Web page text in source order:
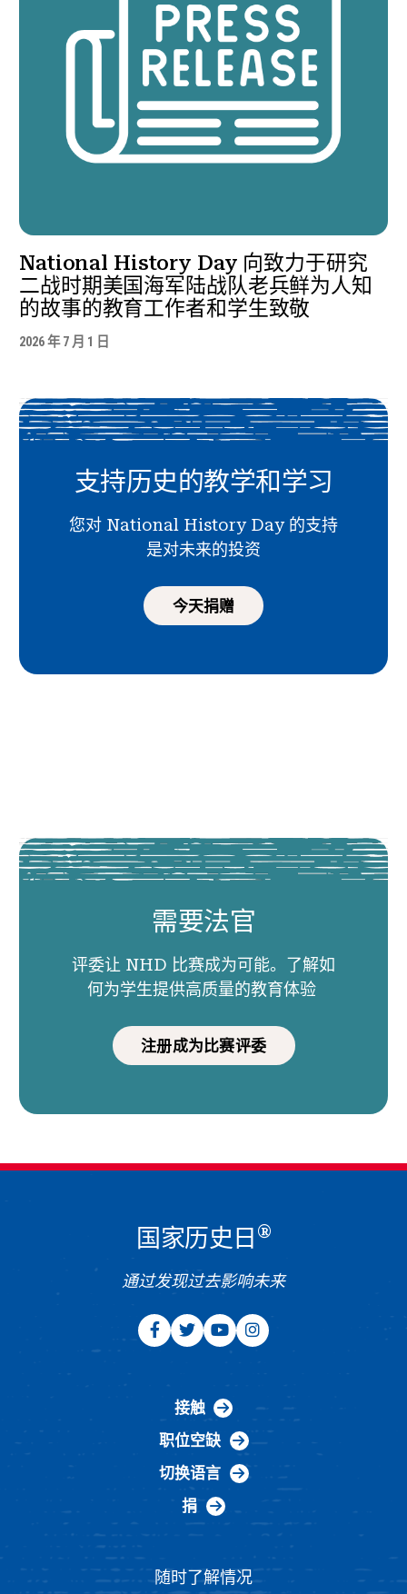
National History Day 向致力于研究
二战时期美国海军陆战队老兵鲜为人知
的故事的教育工作者和学生致敬
2026 年 7 月 1 日
支持历史的教学和学习
您对 National History Day 的支持
是对未来的投资
今天捐赠
需要法官
评委让 NHD 比赛成为可能。了解如
何为学生提供高质量的教育体验
注册成为比赛评委
国家历史日 ®
通过发现过去影响未来
接触
职位空缺
切换语言
捐
随时了解情况